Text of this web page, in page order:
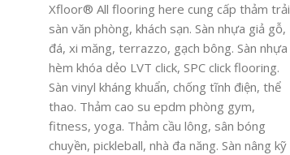
Xfloor® All flooring here cung cấp thảm trải
sàn văn phòng, khách sạn. Sàn nhựa giả gỗ,
đá, xi măng, terrazzo, gạch bông. Sàn nhựa
hèm khóa dẻo LVT click, SPC click flooring.
Sàn vinyl kháng khuẩn, chống tĩnh điện, thể
thao. Thảm cao su epdm phòng gym,
fitness, yoga. Thảm cầu lông, sân bóng
chuyền, pickleball, nhà đa năng. Sàn nâng kỹ